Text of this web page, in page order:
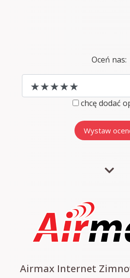
Oceń nas:
chcę dodać
Airmax Internet